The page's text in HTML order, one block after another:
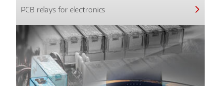
PCB relays for electronics